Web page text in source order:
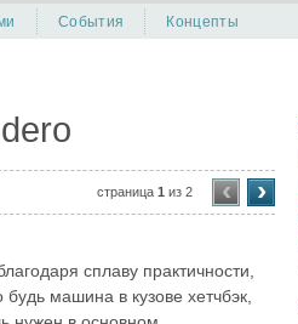
События Концепты
страница 1 из 2 ‹ ›
сплаву практичности,
машина в кузове хетчбэк,